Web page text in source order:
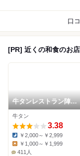
口
[PR] 近くの和食のお店
牛タンレストラン陣中
仙台国際空港店
牛タン
3.38
Dinner:
￥2,000～￥2,999
￥1,000～￥1,999
411人